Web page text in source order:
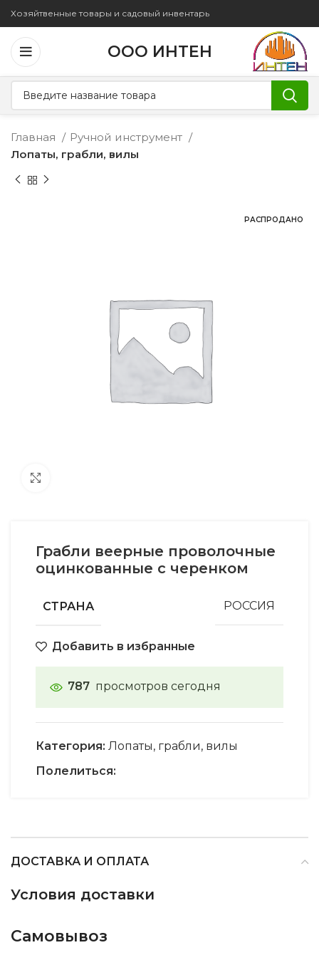
Хозяйтвенные товары и садовый инвентарь
ООО ИНТЕН
Главная
Ручной инструмент
Лопаты, грабли, вилы
РАСПРОДАНО
Грабли веерные проволочные
оцинкованные с черенком
СТРАНА РОССИЯ
Добавить в избранные
787 просмотров сегодня
Категория: Лопаты, грабли, вилы
Полелиться:
ДОСТАВКА И ОПЛАТА
Условия доставки
Самовывоз